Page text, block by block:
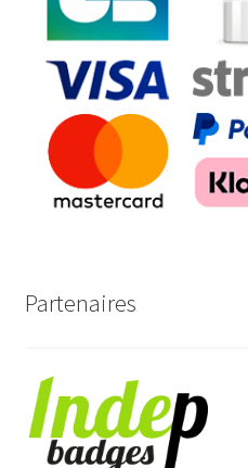
Partenaires